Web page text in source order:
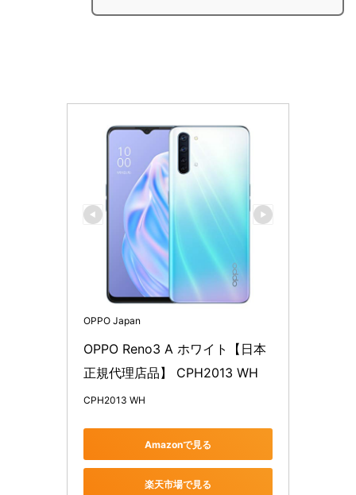
OPPO Japan
OPPO Reno3 A ホワイト【日本
正規代理店品】 CPH2013 WH
CPH2013 WH
Amazonで見る
楽天市場で見る